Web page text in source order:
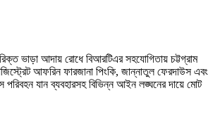
ভাড়া আদায় রোধে বিআরটিএর সহযোগিতায় চট্টগ্রাম
আফরিন ফারজানা পিংকি, জান্নাতুল ফেরদাউস এবং
যান ব্যবহারসহ বিভিন্ন আইন লঙ্ঘনের দায়ে মোট